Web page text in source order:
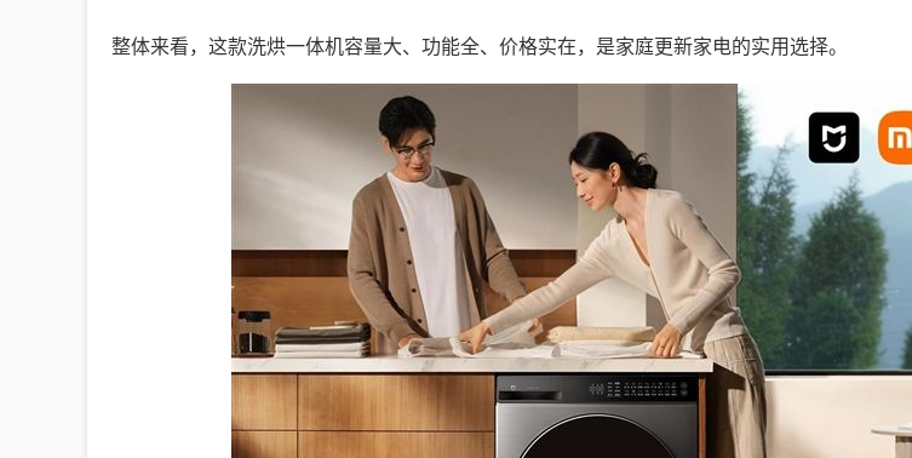
整体来看，这款洗烘一体机容量大、功能全、价格实在，是家庭更新家电的实用选择。